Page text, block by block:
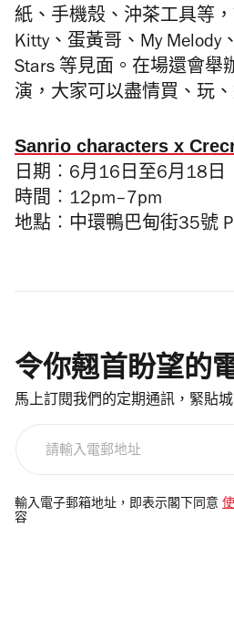
紙、手機殼、沖茶工具等
Kitty、蛋黃哥、My Melody
Stars 等見面。在場還會舉
演，大家可以盡情買、玩、
Sanrio characters x
日期 ︰ 6月16日至6月18日
時間 ︰ 12pm–7pm
地點 ︰ 中環鴨巴甸街35號
令你翹首盼望的
馬上訂閱我們的定期通訊，緊貼
電
郵
輸入電子郵箱地址，即表示閣下同意
容